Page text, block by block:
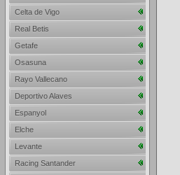
Celta de Vigo
Real Betis
Getafe
Osasuna
Rayo Vallecano
Deportivo Alaves
Espanyol
Elche
Levante
Racing Santander